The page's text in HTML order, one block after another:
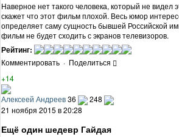
Наверное нет такого человека, который не
скажет что этот фильм плохой. Весь юмор
определяет саму сущность бывшей Российской
фильм не будет сходить с экранов телевизоров.
Рейтинг:
Комментировать · Поделиться
+14
Алексеей Андреев36
248
21 ноября 2015 в 20:28
Ещё один шедевр Гайдая